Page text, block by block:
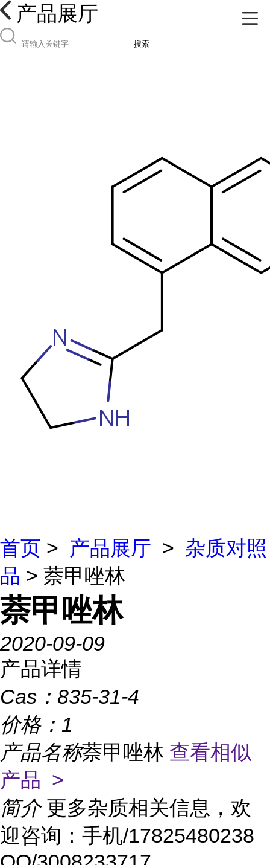
产品展厅
搜索
首页 > 产品展厅 > 杂质对照
品 > 萘甲唑林
萘甲唑林
2020-09-09
产品详情
Cas： 835-31-4
价格： 1
产品名称萘甲唑林 查看相似
产品 >
简介 更多杂质相关信息，欢
迎咨询：手机/17825480238